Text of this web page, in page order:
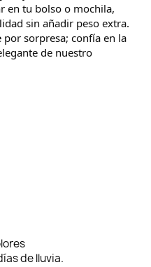
en tu bolso o mochila,
sin añadir peso extra.
sorpresa; confía en la
de nuestro
de lluvia.